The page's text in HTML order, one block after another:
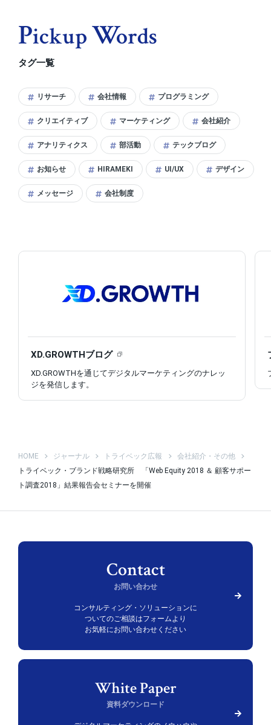
HOME ジャーナル トライベック広報
会社紹介・その他
トライベック・ブランド戦略研究所 「Web Equity 2018 ＆ 顧客サポー
ト調査2018」結果報告会セミナーを開催
PIckupWOrds
タグ一覧
リサーチ 会社情報 プログラミング
クリエイティブ マーケティング 会社紹介
アナリティクス 部活動 テックブログ
お知らせ HIRAMEKI UI/UX デザイン
メッセージ 会社制度
XD.GROWTHブログ
XD.GROWTHを通じてデジタルマーケティングのナレッ
ジを発信します。
お問い合わせ
コンサルティング・ソリューションに
ついてのご相談はフォームより
お気軽にお問い合わせください
資料ダウンロード